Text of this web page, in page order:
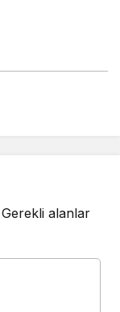
Gerekli alanlar